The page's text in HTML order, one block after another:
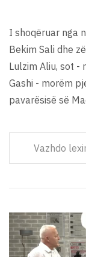
I shoqëruar nga
Bekim Sali dhe
Lulzim Aliu, sot -
Gashi - morëm
pavarësisë së
Vazhdo